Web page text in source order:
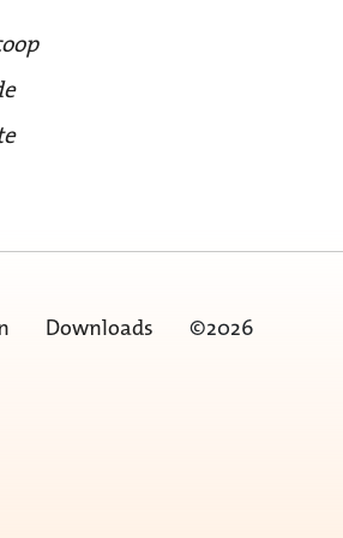
Downloads ©2026